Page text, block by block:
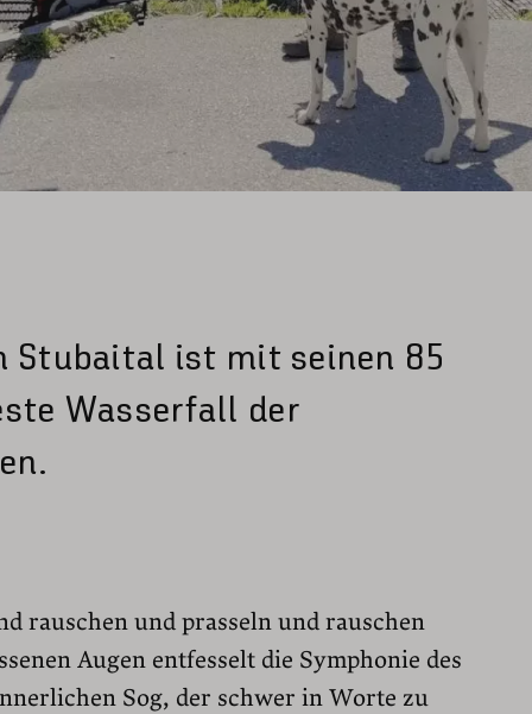
Stubaital ist mit seinen 85
Wasserfall der
rauschen und prasseln und rauschen
Augen entfesselt die Symphonie des
Sog, der schwer in Worte zu